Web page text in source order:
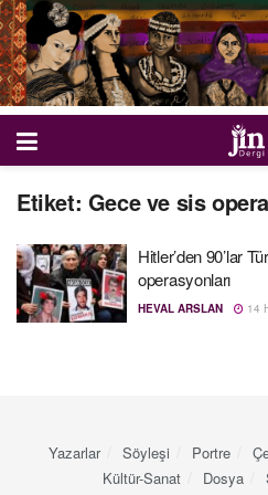
Etiket: Gece ve sis
Hitler’den 90’lar
operasyonları
HEVAL ARSLAN 14
Yazarlar Söyleşi Portre
Kültür-Sanat
Dosya